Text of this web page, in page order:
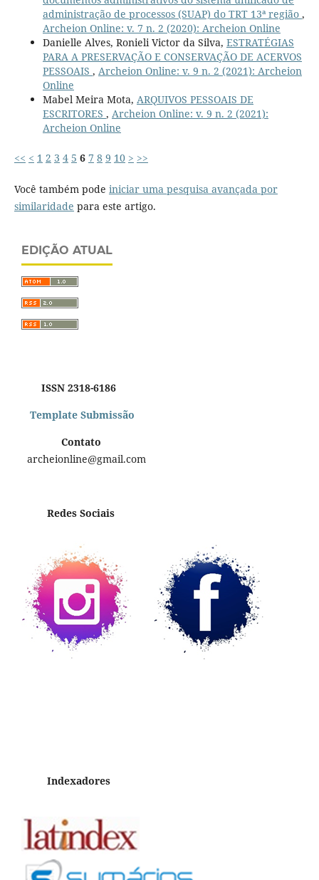
administração de processos (SUAP) do TRT 13ª região ,
Archeion Online: v. 7 n. 2 (2020): Archeion Online
Danielle Alves, Ronieli Victor da Silva, ESTRATÉGIAS
PARA A PRESERVAÇÃO E CONSERVAÇÃO DE ACERVOS
PESSOAIS , Archeion Online: v. 9 n. 2 (2021): Archeion
Online
Mabel Meira Mota, ARQUIVOS PESSOAIS DE
ESCRITORES , Archeion Online: v. 9 n. 2 (2021):
Archeion Online
<< < 1 2 3 4 5 6 7 8 9 10 > >>
Você também pode iniciar uma pesquisa avançada por
similaridade para este artigo.
EDIÇÃO ATUAL
ISSN 2318-6186
Template Submissão
Contato
archeionline@gmail.com
Redes Sociais
Indexadores